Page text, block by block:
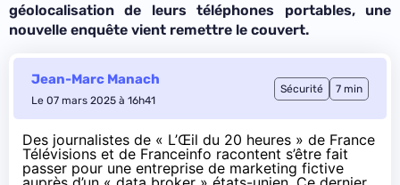
géolocalisation de leurs téléphones portables, une
nouvelle enquête vient remettre le couvert.
Jean-Marc Manach
Le 07 mars 2025 à 16h41
Sécurité 7 min
Des journalistes de « L’Œil du 20 heures » de France
Télévisions et de Franceinfo racontent s’être fait
passer pour une entreprise de marketing fictive